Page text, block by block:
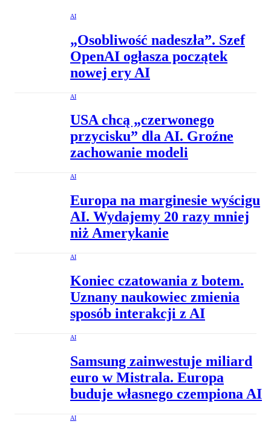
AI
„Osobliwość nadeszła”. Szef
OpenAI ogłasza początek
nowej ery AI
AI
USA chcą „czerwonego
przycisku” dla AI. Groźne
zachowanie modeli
AI
Europa na marginesie wyścigu
AI. Wydajemy 20 razy mniej
niż Amerykanie
AI
Koniec czatowania z botem.
Uznany naukowiec zmienia
sposób interakcji z AI
AI
Samsung zainwestuje miliard
euro w Mistrala. Europa
buduje własnego czempiona AI
AI